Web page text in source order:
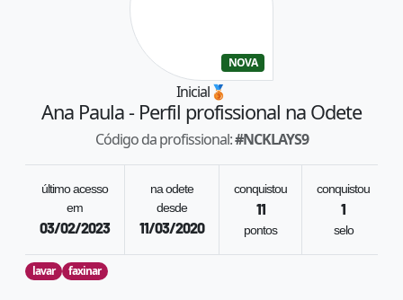
NOVA
Inicial🥉
Ana Paula- Perfil profissional na Odete
Código da profissional:#NCKLAYS9
último acesso
em
03/02/2023
na odete
desde
11/03/2020
conquistou
11
pontos
conquistou
1
selo
lavar faxinar